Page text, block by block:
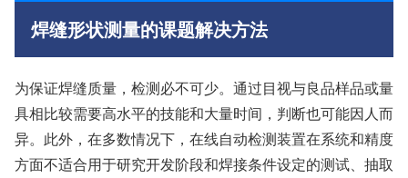
焊缝形状测量的课题解决方法
为保证焊缝质量，检测必不可少。通过目视与良品样品或量
具相比较需要高水平的技能和大量时间，判断也可能因人而
异。此外，在多数情况下，在线自动检测装置在系统和精度
方面不适合用于研究开发阶段和焊接条件设定的测试、抽取